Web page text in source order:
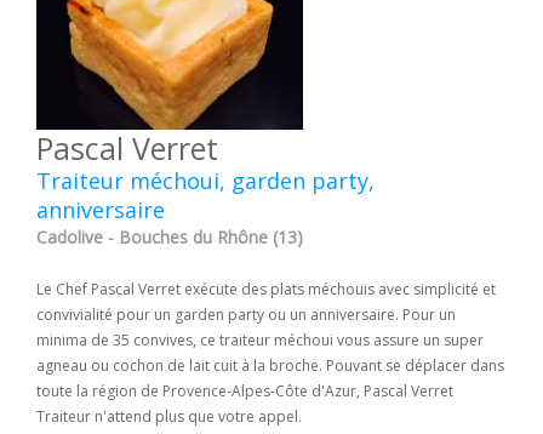
Pascal Verret
Traiteur méchoui, garden party,
anniversaire
Cadolive - Bouches du Rhône (13)
Le Chef Pascal Verret exécute des plats méchouis avec simplicité et
convivialité pour un garden party ou un anniversaire. Pour un
minima de 35 convives, ce traiteur méchoui vous assure un super
agneau ou cochon de lait cuit à la broche. Pouvant se déplacer dans
toute la région de Provence-Alpes-Côte d'Azur, Pascal Verret
Traiteur n'attend plus que votre appel.